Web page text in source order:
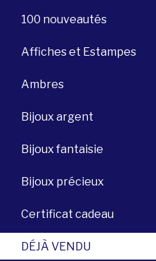
100 nouveautés
Affiches et Estampes
Ambres
Bijoux argent
Bijoux fantaisie
Bijoux précieux
Certificat cadeau
DÉJÀ VENDU